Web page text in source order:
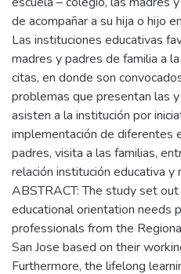
de acompañar a su hija o hijo
Las instituciones educativas
madres y padres de familia a
citas, en donde son
problemas que presentan las
asisten a la institución por
implementación de diferentes
padres, visita a las familias,
relación institución educativa y
ABSTRACT: The study set
educational orientation needs
professionals from the
San Jose based on their
Furthermore, the lifelong